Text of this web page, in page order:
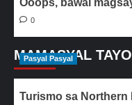
Ooops, bawal
0
MAMASYAL TAYO
Pasyal Pasyal
Turismo sa Northern